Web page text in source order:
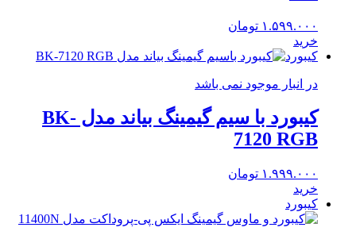
۱.۵۹۹.۰۰۰ تومان
خرید
کیبورد
در انبار موجود نمی باشد
کیبورد با سیم گیمینگ بیاند مدل BK-
7120 RGB
۱.۹۹۹.۰۰۰ تومان
خرید
کیبورد